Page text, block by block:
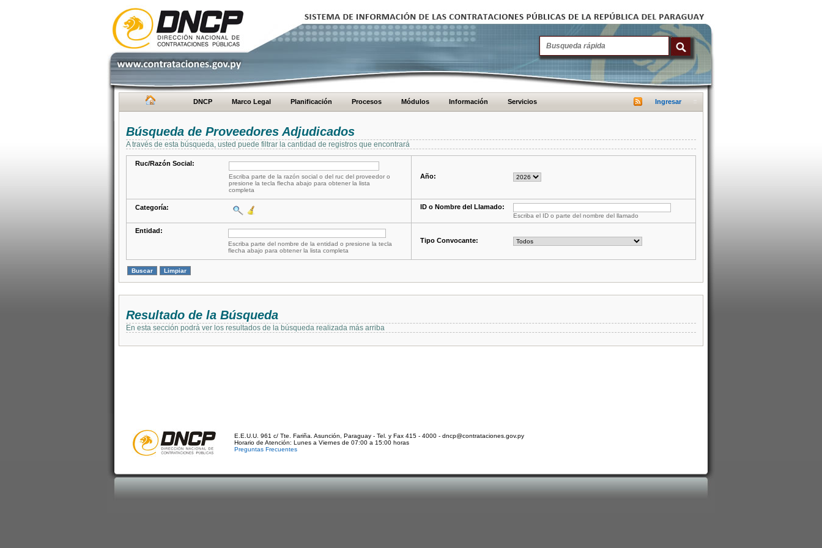
DNCP Marco Legal Planificación Procesos Módulos Información Servicios Ingresar
Búsqueda de Proveedores Adjudicados
A través de esta búsqueda, usted puede filtrar la cantidad de registros que encontrará
Ruc/Razón Social:
Escriba parte de la razón social o del ruc del proveedor o
presione la tecla flecha abajo para obtener la lista
completa
Año:
Categoría: ID o Nombre del Llamado:
Escriba el ID o parte del nombre del llamado
Entidad:
Escriba parte del nombre de la entidad o presione la tecla
flecha abajo para obtener la lista completa
Tipo Convocante:
Resultado de la Búsqueda
En esta sección podrá ver los resultados de la búsqueda realizada más arriba
E.E.U.U. 961 c/ Tte. Fariña. Asunción, Paraguay - Tel. y Fax 415 - 4000 - dncp@contrataciones.gov.py
Horario de Atención: Lunes a Viernes de 07:00 a 15:00 horas
Preguntas Frecuentes